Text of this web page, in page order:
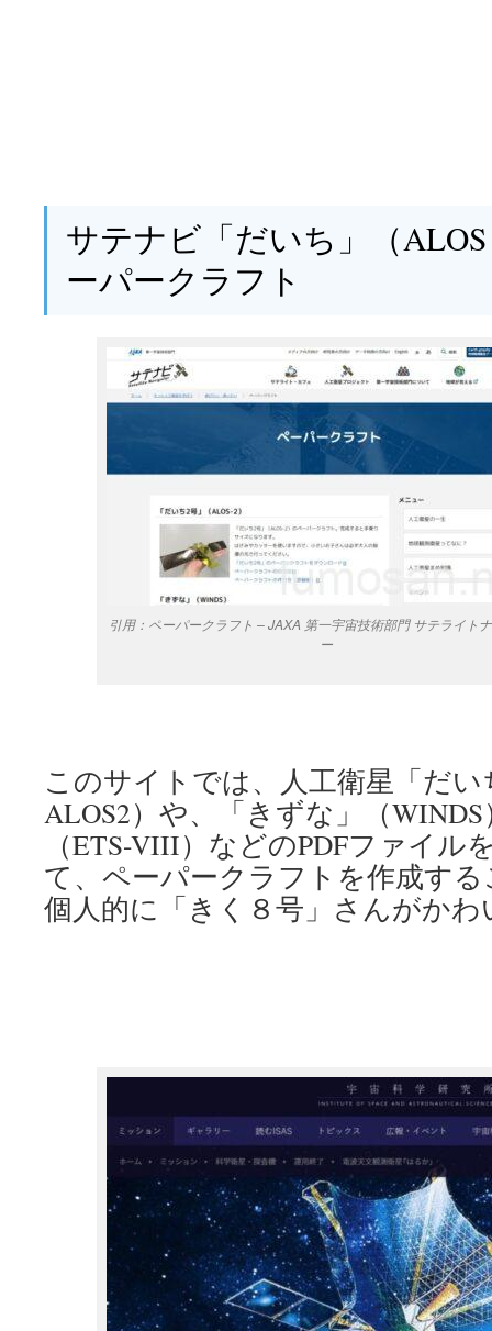
サテナビ「だいち」（
ーパークラフト
引用：ペーパークラフト – JAXA 第一宇宙技術部門 サテライト
ー
このサイトでは、人工衛星「だい
ALOS2）や、「きずな」（
（ETS-VIII）などのPDFファイル
て、ペーパークラフトを作成す
個人的に「きく８号」さんがか